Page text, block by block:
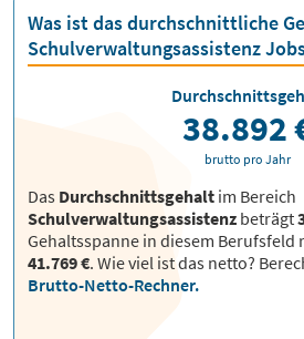
Was ist das durchschnittliche
Schulverwaltungsassistenz
Das Durchschnittsgehalt im Bereich
Schulverwaltungsassistenz beträgt
Gehaltsspanne in diesem Berufsfeld
41.769 €. Wie viel ist das netto?
Brutto-Netto-Rechner.
38.892
brutto pro Jahr